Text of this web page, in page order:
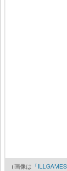
（画像は 「